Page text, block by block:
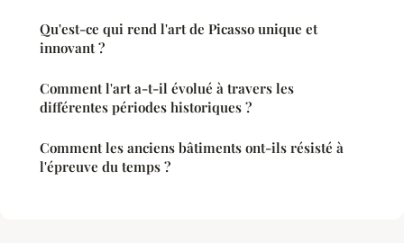
Qu'est-ce qui rend l'art de Picasso unique et
innovant ?
Comment l'art a-t-il évolué à travers les
différentes périodes historiques ?
Comment les anciens bâtiments ont-ils résisté à
l'épreuve du temps ?